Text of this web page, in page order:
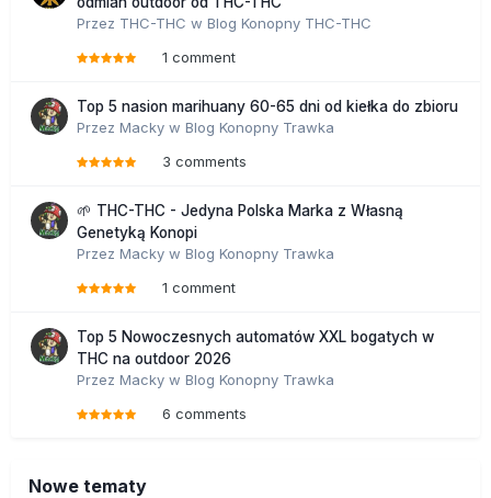
Przez THC-THC w Blog Konopny THC-THC
1 comment
Top 5 nasion marihuany 60-65 dni od kiełka do zbioru
Przez Macky w Blog Konopny Trawka
3 comments
🌱 THC-THC - Jedyna Polska Marka z Własną
Genetyką Konopi
Przez Macky w Blog Konopny Trawka
1 comment
Top 5 Nowoczesnych automatów XXL bogatych w
THC na outdoor 2026
Przez Macky w Blog Konopny Trawka
6 comments
Nowe tematy